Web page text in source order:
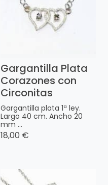
Gargantilla Plata
Corazones con
Circonitas
Gargantilla plata 1ª ley.
Largo 40 cm. Ancho 20
mm ...
18,00 €